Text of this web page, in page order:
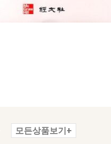
모든상품보기+